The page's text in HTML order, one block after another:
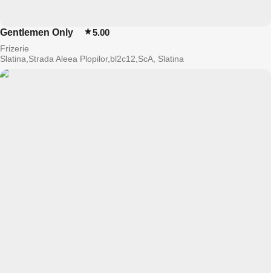
Gentlemen Only 5.00
Frizerie
Slatina,Strada Aleea Plopilor,bl2c12,ScA, Slatina